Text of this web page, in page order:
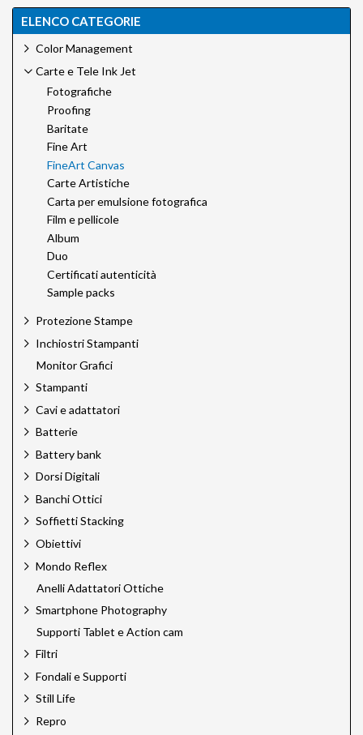
ELENCO CATEGORIE
Color Management
Carte e Tele Ink Jet
Fotografiche
Proofing
Baritate
Fine Art
FineArt Canvas
Carte Artistiche
Carta per emulsione fotografica
Film e pellicole
Album
Duo
Certificati autenticità
Sample packs
Protezione Stampe
Inchiostri Stampanti
Monitor Grafici
Stampanti
Cavi e adattatori
Batterie
Battery bank
Dorsi Digitali
Banchi Ottici
Soffietti Stacking
Obiettivi
Mondo Reflex
Anelli Adattatori Ottiche
Smartphone Photography
Supporti Tablet e Action cam
Filtri
Fondali e Supporti
Still Life
Repro